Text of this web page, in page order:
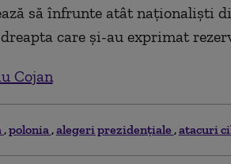
să înfrunte atât naţionalişti
care şi-au exprimat
Cojan
polonia alegeri prezidențiale atacuri